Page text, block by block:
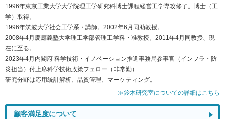
1996年東京工業大学大学院理工学研究科博士課程経営工学専攻修了。博士（工
学）取得。
1996年筑波大学社会工学系・講師。2002年6月同助教授。
2008年4月慶應義塾大学理工学部管理工学科・准教授。2011年4月同教授、現
在に至る。
2023年4月内閣府 科学技術・イノベーション推進事務局参事官（インフラ・防
災担当）付上席科学技術政策フェロー（非常勤）
研究分野は応用統計解析、品質管理、マーケティング。
≫鈴木研究室についての詳細はこちら
顧客満足度について